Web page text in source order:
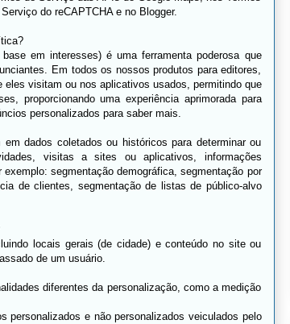
do reCAPTCHA e no Blogger.
em interesses) é uma ferramenta poderosa que
Em todos os nossos produtos para editores,
visitam ou nos aplicativos usados, permitindo que
proporcionando uma experiência aprimorada para
personalizados para saber mais.
dados coletados ou históricos para determinar ou
visitas a sites ou aplicativos, informações
segmentação demográfica, segmentação por
de clientes, segmentação de listas de público-alvo
locais gerais (de cidade) e conteúdo no site ou
de um usuário.
diferentes da personalização, como a medição
personalizados e não personalizados veiculados pelo